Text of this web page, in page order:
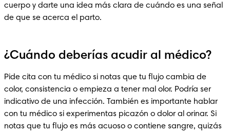
cuerpo y darte una idea más clara de cuándo es una señal
de que se acerca el parto.
¿Cuándo deberías acudir al médico?
Pide cita con tu médico si notas que tu flujo cambia de
color, consistencia o empieza a tener mal olor. Podría ser
indicativo de una infección. También es importante hablar
con tu médico si experimentas picazón o dolor al orinar. Si
notas que tu flujo es más acuoso o contiene sangre, quizás